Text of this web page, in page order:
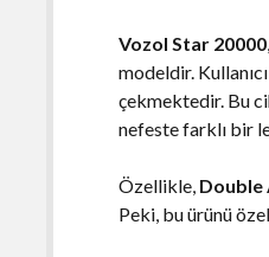
Vozol Star 20000
modeldir.
çekmektedir. Bu
nefeste farklı bir
Özellikle, Double
Peki, bu ürünü